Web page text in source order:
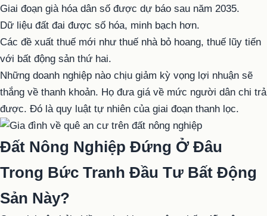
Giai đoạn già hóa dân số được dự báo sau năm 2035.
Dữ liệu đất đai được số hóa, minh bạch hơn.
Các đề xuất thuế mới như thuế nhà bỏ hoang, thuế lũy tiến
với bất động sản thứ hai.
Những doanh nghiệp nào chịu giảm kỳ vọng lợi nhuận sẽ
thắng về thanh khoản. Họ đưa giá về mức người dân chi trả
được. Đó là quy luật tự nhiên của giai đoạn thanh lọc.
Đất Nông Nghiệp Đứng Ở Đâu
Trong Bức Tranh Đầu Tư Bất Động
Sản Này?